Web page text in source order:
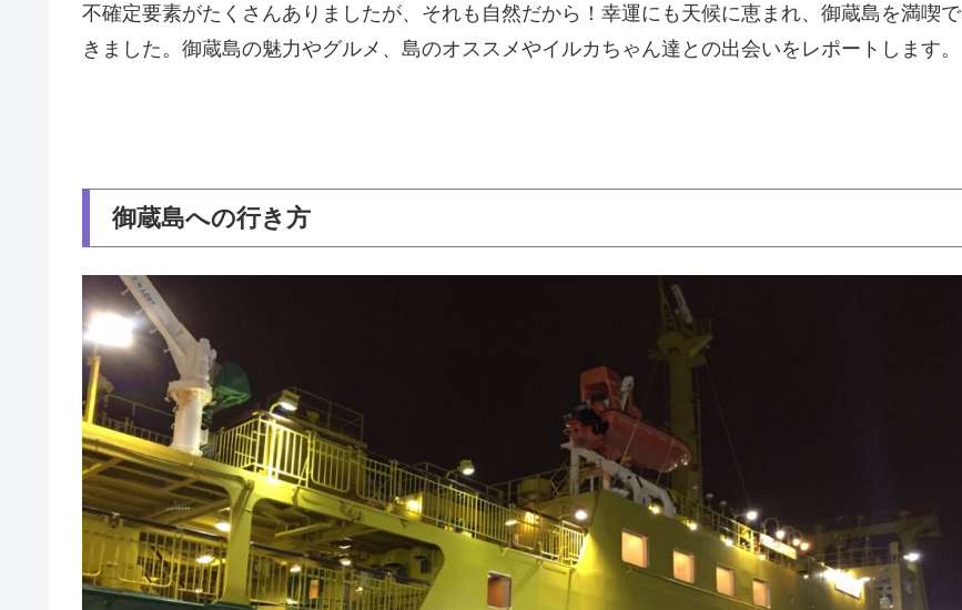
不確定要素がたくさんありましたが、それも自然だから！幸運にも天候に恵まれ、御蔵島を満喫で
きました。御蔵島の魅力やグルメ、島のオススメやイルカちゃん達との出会いをレポートします。
御蔵島への行き方